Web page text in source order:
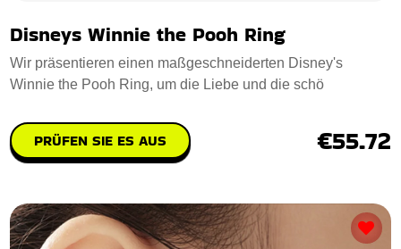
Disneys Winnie the Pooh Ring
Wir präsentieren einen maßgeschneiderten Disney's
Winnie the Pooh Ring, um die Liebe und die schö
PRÜFEN SIE ES AUS €55.72